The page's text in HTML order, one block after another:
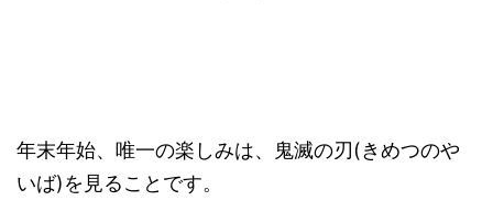
年末年始、唯一の楽しみは、鬼滅の刃(きめつのや
いば)を見ることです。